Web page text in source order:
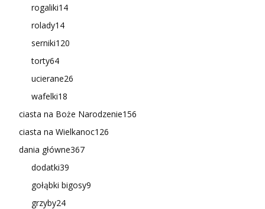
rogaliki14
rolady14
serniki120
torty64
ucierane26
wafelki18
ciasta na Boże Narodzenie156
ciasta na Wielkanoc126
dania główne367
dodatki39
gołąbki bigosy9
grzyby24